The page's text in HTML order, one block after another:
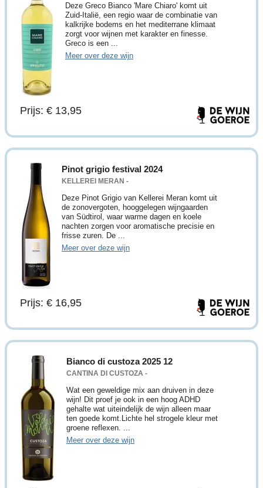
Deze Greco Bianco 'Mare Chiaro' komt uit
Zuid-Italië, een regio waar de combinatie van
kalkrijke bodems en het mediterrane klimaat
zorgt voor wijnen met karakter en finesse.
Greco is een ...
Meer over deze wijn
Prijs: € 13,95
Pinot grigio festival 2024
KELLEREI MERAN -
Deze Pinot Grigio van Kellerei Meran komt uit
de zonovergoten, hooggelegen wijngaarden
van Südtirol, waar warme dagen en koele
nachten zorgen voor aromatische precisie en
frisse zuren. De ...
Meer over deze wijn
Prijs: € 16,95
Bianco di custoza 2025 12
CANTINA DI CUSTOZA -
Wat een geweldige mix aan druiven in deze
wijn! Dit proef je ook in een hoog ADHD
gehalte wat uiteindelijk de wijn alleen maar
ten goede komt.Lichte hel strogele kleur met
groene reflexen. ...
Meer over deze wijn